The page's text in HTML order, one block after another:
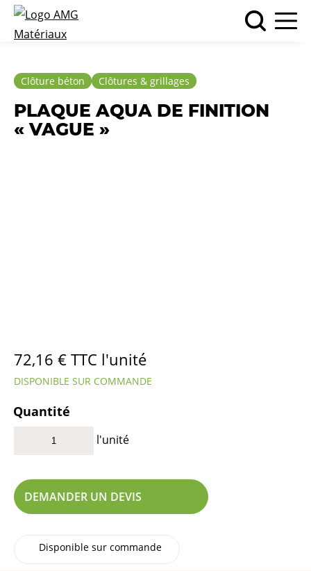
Clôture béton Clôtures & grillages
PLAQUE AQUA DE FINITION
« VAGUE »
72,16 € TTC l'unité
DISPONIBLE SUR COMMANDE
Quantité
l'unité
DEMANDER UN DEVIS
Disponible sur commande